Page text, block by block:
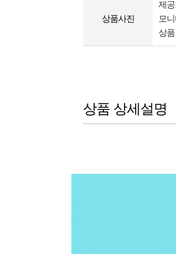
상품사진
제
모
상
상품 상세설명